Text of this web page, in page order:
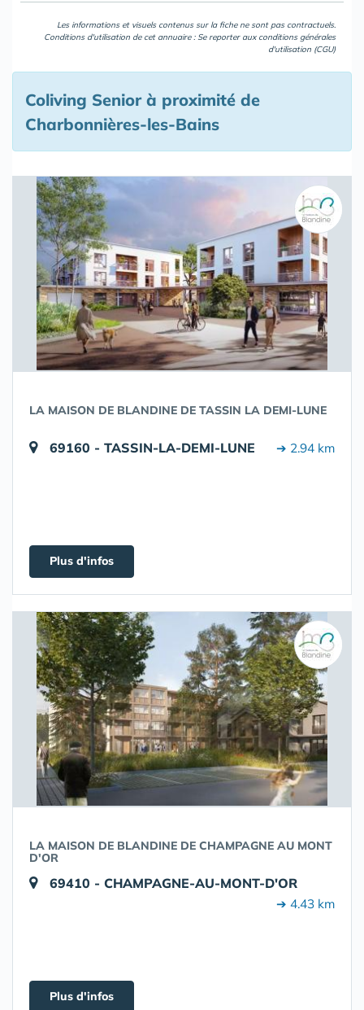
Les informations et visuels contenus sur la fiche ne sont pas contractuels.
Conditions d'utilisation de cet annuaire : Se reporter aux conditions générales
d'utilisation (CGU)
Coliving Senior à proximité de
Charbonnières-les-Bains
LA MAISON DE BLANDINE DE TASSIN LA DEMI-LUNE
69160 - TASSIN-LA-DEMI-LUNE ➔ 2.94 km
Plus d'infos
LA MAISON DE BLANDINE DE CHAMPAGNE AU MONT
D'OR
69410 - CHAMPAGNE-AU-MONT-D'OR
➔ 4.43 km
Plus d'infos